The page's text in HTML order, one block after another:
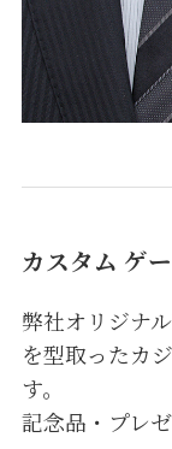
カスタム ゲ
弊社オリジナ
を型取ったカ
す。
記念品・プレ